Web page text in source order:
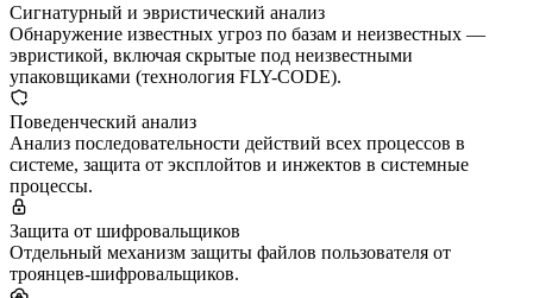
Сигнатурный и эвристический анализ
Обнаружение известных угроз по базам и неизвестных —
эвристикой, включая скрытые под неизвестными
упаковщиками (технология FLY-CODE).
Поведенческий анализ
Анализ последовательности действий всех процессов в
системе, защита от эксплойтов и инжектов в системные
процессы.
Защита от шифровальщиков
Отдельный механизм защиты файлов пользователя от
троянцев-шифровальщиков.